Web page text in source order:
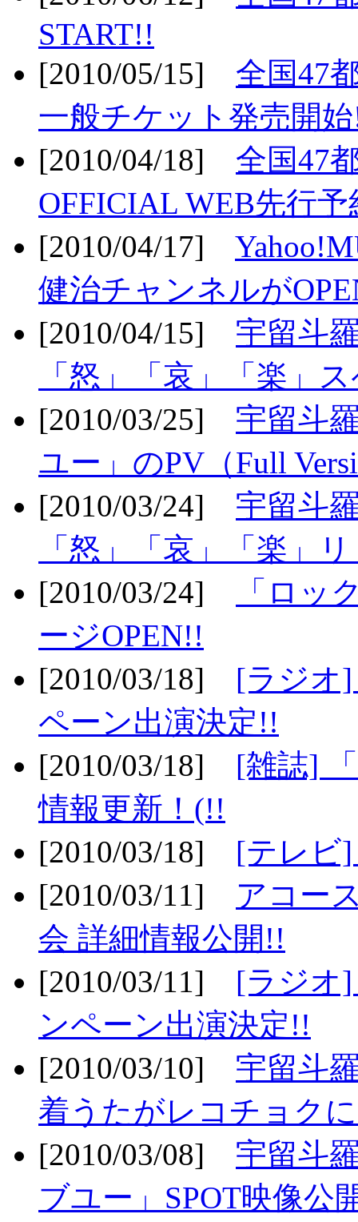
START!!
[2010/05/15] 全国47
一般チケット発売開
[2010/04/18] 全国47
OFFICIAL WEB先行
[2010/04/17]
健治チャンネルが
[2010/04/15] 宇留斗
「怒」「哀」「楽」
[2010/03/25] 宇留斗
ユー」のPV（Full
[2010/03/24] 宇留斗
「怒」「哀」「楽」
[2010/03/24]
「ロッ
ージOPEN!!
[2010/03/18] [ラジオ
ペーン出演決定!!
[2010/03/18] [雑誌]
情報更新！(!!
[2010/03/18] [テレビ
[2010/03/11] アコー
会 詳細情報公開!!
[2010/03/11] [ラジオ
ンペーン出演決定!!
[2010/03/10] 宇留斗
着うたがレコチョク
[2010/03/08] 宇留斗
ブユー」SPOT映像公